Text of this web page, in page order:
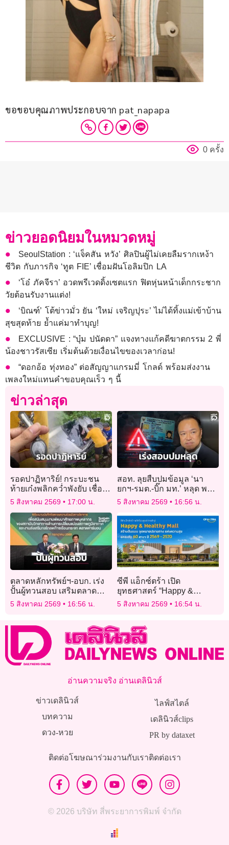
ขอขอบคุณภาพประกอบจาก pat_napapa
0 ครั้ง
ข่าวยอดนิยมในหมวดหมู่
SeoulStation : ‘แจ็คสัน หวัง’ ศิลปินผู้ไม่เคยลืมรากเหง้า
ชีวิต กับภารกิจ ‘ทูต FIE’ เชื่อมฝันโอลิมปิก LA
‘โอ๋ ภัคจีรา’ อวดพรีเวดดิ้งเซตแรก ฟิตหุ่นหน้าเด็กกระชาก
วัยต้อนรับงานแต่ง!
‘บิณฑ์’ โต้ข่าวมั่ว ยัน ‘ใหม่ เจริญปุระ’ ไม่ได้ทิ้งแม่เข้าบ้าน
สุขสุดท้าย ย้ำแค่มาทำบุญ!
EXCLUSIVE : “บุ๋ม ปนัดดา” แจงทางแก้คดีฆาตกรรม 2 พี่
น้องชาวรัสเซีย เริ่มต้นด้วยเงื่อนไขของเวลาก่อน!
“ดอกอ้อ ทุ่งทอง” ต่อสัญญาแกรมมี่ โกลด์ พร้อมส่งงาน
เพลงใหม่แทนคำขอบคุณเร็ว ๆ นี้
ข่าวล่าสุด
รอดปาฏิหาริย์! กระบะชน
ท้ายเก๋งพลิกคว่ำพังยับ เชื่อ
บารมี ‘หลวงพ่อบุญ’ คุ้มครอง
5 สิงหาคม 2569 17:00 น.
สอท. ลุยสืบปมข้อมูล ‘นา
ยกฯ-รมต.-บิ๊ก มท.’ หลุด พบ
โยงระบบขนส่ง-ปกครอง
5 สิงหาคม 2569 16:56 น.
ตลาดหลักทรัพย์ฯ-อบก. เร่ง
ปั้นผู้ทวนสอบ เสริมตลาด
คาร์บอนไทย
5 สิงหาคม 2569 16:56 น.
ซีพี แอ็กซ์ตร้า เปิด
ยุทธศาสตร์ “Happy &
Healthy Mall” เดินหน้าสร้าง
5 สิงหาคม 2569 16:54 น.
อ่านความจริง อ่านเดลินิวส์
ข่าวเดลินิวส์
บทความ
ดวง-หวย
ไลฟ์สไตล์
เดลินิวส์clips
PR by dataxet
ติดต่อโฆษณาร่วมงานกับเราติดต่อเรา
© 2026 บริษัท สี่พระยาการพิมพ์ จำกัด